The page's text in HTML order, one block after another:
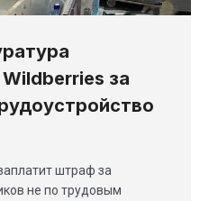
за
штраф за
не по трудовым